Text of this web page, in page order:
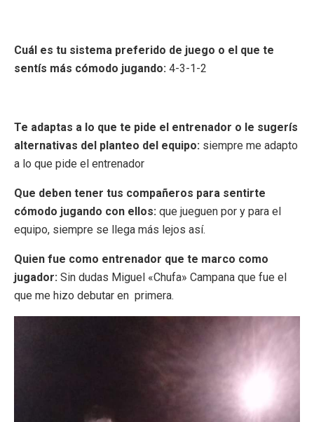
Cuál es tu sistema preferido de juego o el que te
sentís más cómodo jugando: 4-3-1-2
Te adaptas a lo que te pide el entrenador o le sugerís
alternativas del planteo del equipo: siempre me adapto
a lo que pide el entrenador
Que deben tener tus compañeros para sentirte
cómodo jugando con ellos: que jueguen por y para el
equipo, siempre se llega más lejos así.
Quien fue como entrenador que te marco como
jugador: Sin dudas Miguel «Chufa» Campana que fue el
que me hizo debutar en primera.